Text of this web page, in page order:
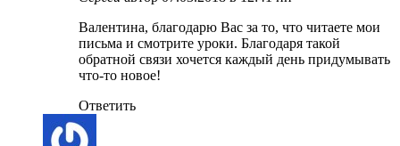
Валентина, благодарю Вас за то, что читаете мои
письма и смотрите уроки. Благодаря такой
обратной связи хочется каждый день придумывать
что-то новое!
Ответить